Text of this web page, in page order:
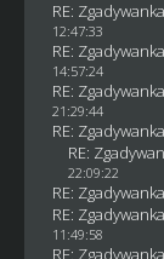
RE:
12:47:33
RE:
14:57:24
RE:
21:29:44
RE:
RE:
22:09:22
RE:
RE:
11:49:58
RE: